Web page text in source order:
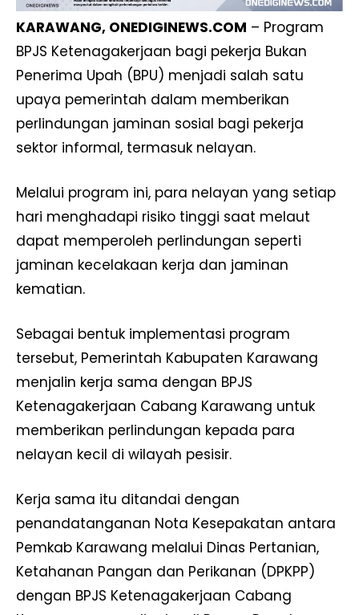
KARAWANG, ONEDIGINEWS.COM – Program
BPJS Ketenagakerjaan bagi pekerja Bukan
Penerima Upah (BPU) menjadi salah satu
upaya pemerintah dalam memberikan
perlindungan jaminan sosial bagi pekerja
sektor informal, termasuk nelayan.
Melalui program ini, para nelayan yang setiap
hari menghadapi risiko tinggi saat melaut
dapat memperoleh perlindungan seperti
jaminan kecelakaan kerja dan jaminan
kematian.
Sebagai bentuk implementasi program
tersebut, Pemerintah Kabupaten Karawang
menjalin kerja sama dengan BPJS
Ketenagakerjaan Cabang Karawang untuk
memberikan perlindungan kepada para
nelayan kecil di wilayah pesisir.
Kerja sama itu ditandai dengan
penandatanganan Nota Kesepakatan antara
Pemkab Karawang melalui Dinas Pertanian,
Ketahanan Pangan dan Perikanan (DPKPP)
dengan BPJS Ketenagakerjaan Cabang